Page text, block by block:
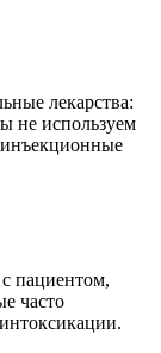
лекарства:
не используем
инъекционные
пациентом,
часто